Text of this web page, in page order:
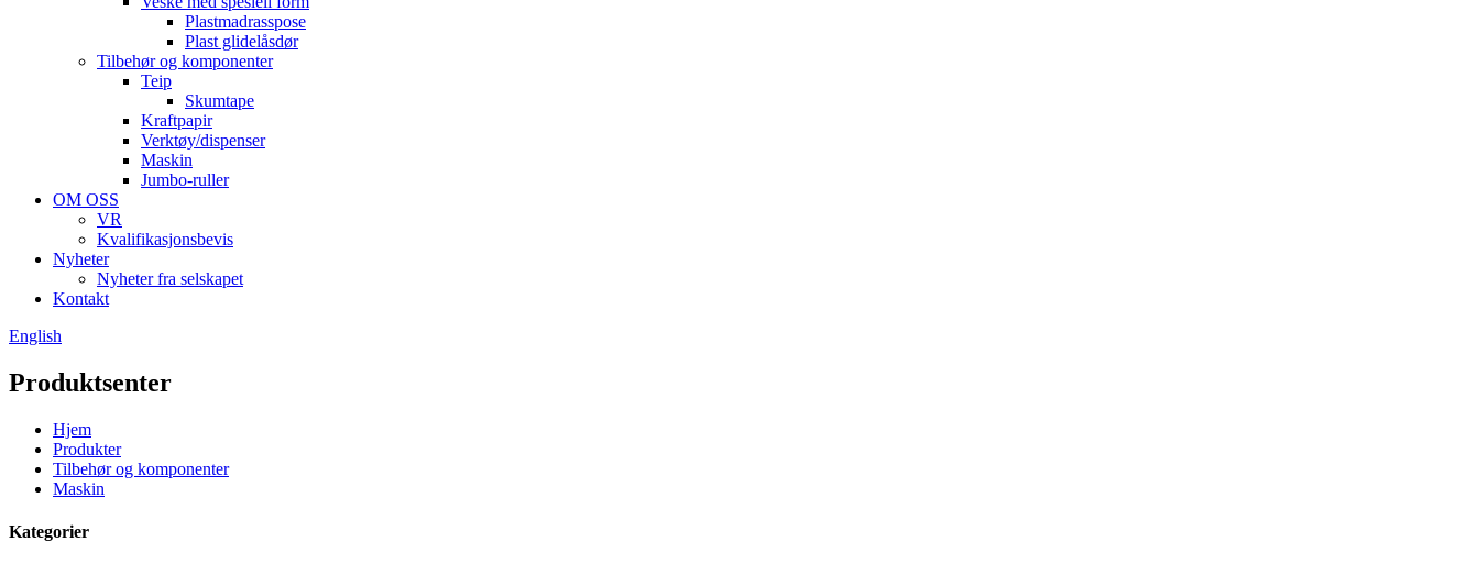
Plastmadrasspose
Plast glidelåsdør
Tilbehør og komponenter
Teip
Skumtape
Kraftpapir
Verktøy/dispenser
Maskin
Jumbo-ruller
OM OSS
VR
Kvalifikasjonsbevis
Nyheter
Nyheter fra selskapet
Kontakt
English
Produktsenter
Hjem
Produkter
Tilbehør og komponenter
Maskin
Kategorier